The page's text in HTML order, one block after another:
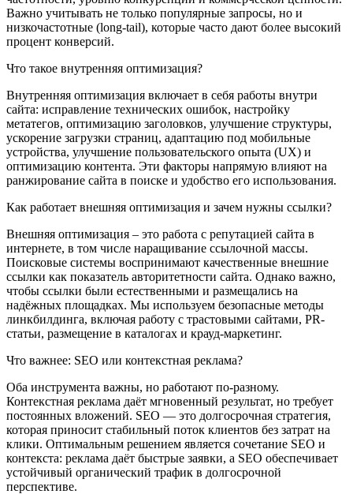
Важно учитывать не только популярные запросы, но и
низкочастотные (long-tail), которые часто дают более высокий
процент конверсий.
Что такое внутренняя оптимизация?
Внутренняя оптимизация включает в себя работы внутри
сайта: исправление технических ошибок, настройку
метатегов, оптимизацию заголовков, улучшение структуры,
ускорение загрузки страниц, адаптацию под мобильные
устройства, улучшение пользовательского опыта (UX) и
оптимизацию контента. Эти факторы напрямую влияют на
ранжирование сайта в поиске и удобство его использования.
Как работает внешняя оптимизация и зачем нужны ссылки?
Внешняя оптимизация – это работа с репутацией сайта в
интернете, в том числе наращивание ссылочной массы.
Поисковые системы воспринимают качественные внешние
ссылки как показатель авторитетности сайта. Однако важно,
чтобы ссылки были естественными и размещались на
надёжных площадках. Мы используем безопасные методы
линкбилдинга, включая работу с трастовыми сайтами, PR-
статьи, размещение в каталогах и крауд-маркетинг.
Что важнее: SEO или контекстная реклама?
Оба инструмента важны, но работают по-разному.
Контекстная реклама даёт мгновенный результат, но требует
постоянных вложений. SEO — это долгосрочная стратегия,
которая приносит стабильный поток клиентов без затрат на
клики. Оптимальным решением является сочетание SEO и
контекста: реклама даёт быстрые заявки, а SEO обеспечивает
устойчивый органический трафик в долгосрочной
перспективе.